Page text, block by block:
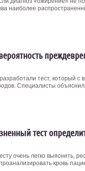
наиболее
тест, который с
Специалисты
тест
очень легко выяснить,
кровь